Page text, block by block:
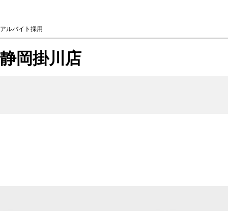
アルバイト採用
静岡掛川店